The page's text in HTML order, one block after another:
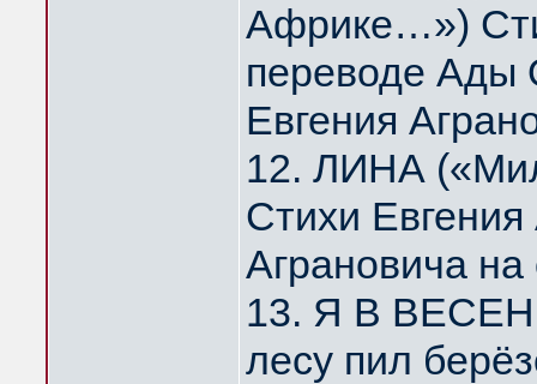
Африке…»)
переводе Ады
Евгения
12. ЛИНА
Стихи
Аграновича
13. Я В
лесу пил